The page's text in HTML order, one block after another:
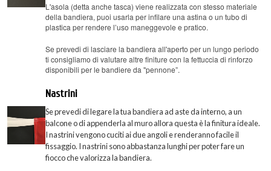
L'asola (detta anche tasca) viene realizzata con stesso materiale
della bandiera, puoi usarla per infilare una astina o un tubo di
plastica per rendere l’uso maneggevole e pratico.
Se prevedi di lasciare la bandiera all'aperto per un lungo periodo
ti consigliamo di valutare altre finiture con la fettuccia di rinforzo
disponibili per le bandiere da "pennone”.
Nastrini
Se prevedi di legare la tua bandiera ad aste da interno, a un
balcone o di appenderla al muro allora questa è la finitura ideale.
I nastrini vengono cuciti ai due angoli e renderanno facile il
fissaggio. I nastrini sono abbastanza lunghi per poter fare un
fiocco che valorizza la bandiera.